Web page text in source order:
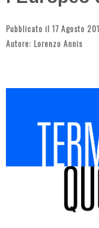
Pubblicato il 17 Agosto
Autore: Lorenzo Annis